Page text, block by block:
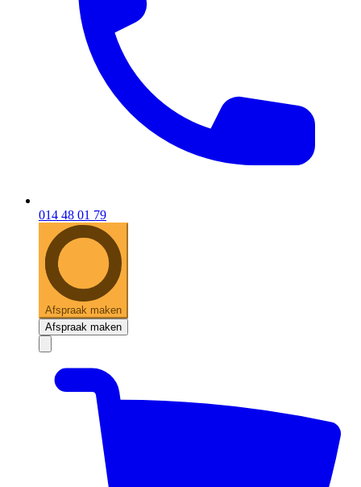
014 48 01 79
Afspraak maken
Afspraak maken